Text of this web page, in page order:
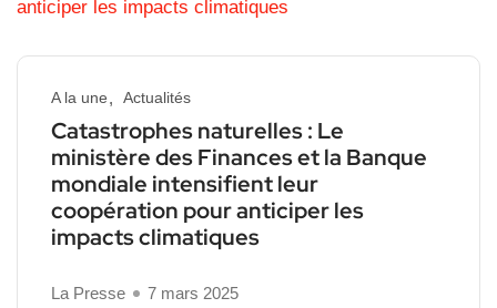
A la une Actualités
Catastrophes naturelles : Le
ministère des Finances et la Banque
mondiale intensifient leur
coopération pour anticiper les
impacts climatiques
La Presse
7 mars 2025